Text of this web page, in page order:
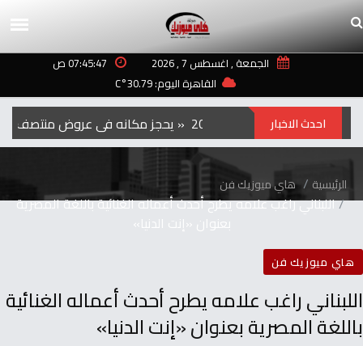
الجمعة , اغسطس 7 , 2026
07:45:47 ص
القاهرة اليوم: 30.79°C
احدث الاخبار
الرئيسية هاي ميوزيك فن
اللبناني راغب علامه يطرح أحدث أعماله الغنائية باللغة المصرية
بعنوان «إنت الدنيا»
هاي ميوزيك فن
اللبناني راغب علامه يطرح أحدث أعماله الغنائية
باللغة المصرية بعنوان «إنت الدنيا»